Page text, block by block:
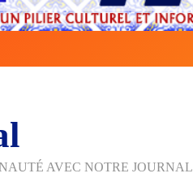
AVEC NOTRE JOURNAL